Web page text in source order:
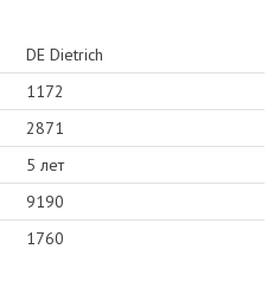
DE Dietrich
1172
2871
5 лет
9190
1760